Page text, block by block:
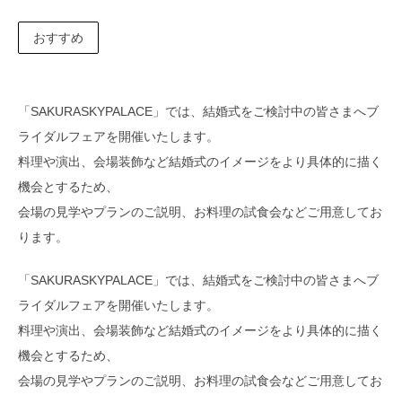
おすすめ
「SAKURASKYPALACE」では、結婚式をご検討中の皆さまへブ
ライダルフェアを開催いたします。
料理や演出、会場装飾など結婚式のイメージをより具体的に描く
機会とするため、
会場の見学やプランのご説明、お料理の試食会などご用意してお
ります。
「SAKURASKYPALACE」では、結婚式をご検討中の皆さまへブ
ライダルフェアを開催いたします。
料理や演出、会場装飾など結婚式のイメージをより具体的に描く
機会とするため、
会場の見学やプランのご説明、お料理の試食会などご用意してお